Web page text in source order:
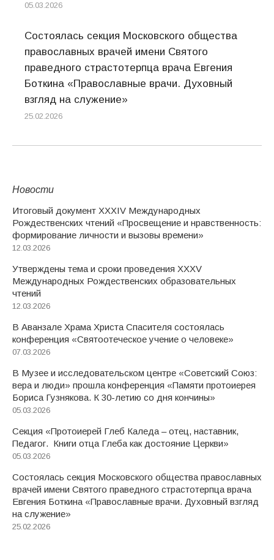
05.03.2026
Состоялась секция Московского общества
православных врачей имени Святого
праведного страстотерпца врача Евгения
Боткина «Православные врачи. Духовный
взгляд на служение»
25.02.2026
Новости
Итоговый документ XXХIV Международных
Рождественских чтений «Просвещение и нравственность:
формирование личности и вызовы времени»
12.03.2026
Утверждены тема и сроки проведения XXXV
Международных Рождественских образовательных
чтений
12.03.2026
В Аванзале Храма Христа Спасителя состоялась
конференция «Святоотеческое учение о человеке»
07.03.2026
В Музее и исследовательском центре «Советский Союз:
вера и люди» прошла конференция «Памяти протоиерея
Бориса Гузнякова. К 30-летию со дня кончины»
05.03.2026
Секция «Протоиерей Глеб Каледа – отец, наставник,
Педагог. Книги отца Глеба как достояние Церкви»
05.03.2026
Состоялась секция Московского общества православных
врачей имени Святого праведного страстотерпца врача
Евгения Боткина «Православные врачи. Духовный взгляд
на служение»
25.02.2026